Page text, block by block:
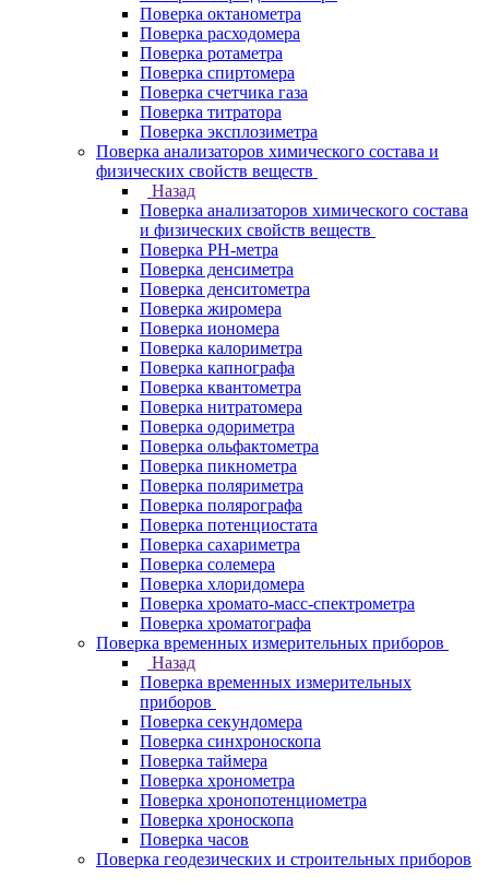
Поверка октанометра
Поверка расходомера
Поверка ротаметра
Поверка спиртомера
Поверка счетчика газа
Поверка титратора
Поверка эксплозиметра
Поверка анализаторов химического состава и
физических свойств веществ
Назад
Поверка анализаторов химического состава
и физических свойств веществ
Поверка PH-метра
Поверка денсиметра
Поверка денситометра
Поверка жиромера
Поверка иономера
Поверка калориметра
Поверка капнографа
Поверка квантометра
Поверка нитратомера
Поверка одориметра
Поверка ольфактометра
Поверка пикнометра
Поверка поляриметра
Поверка полярографа
Поверка потенциостата
Поверка сахариметра
Поверка солемера
Поверка хлоридомера
Поверка хромато-масс-спектрометра
Поверка хроматографа
Поверка временных измерительных приборов
Назад
Поверка временных измерительных
приборов
Поверка секундомера
Поверка синхроноскопа
Поверка таймера
Поверка хронометра
Поверка хронопотенциометра
Поверка хроноскопа
Поверка часов
Поверка геодезических и строительных приборов